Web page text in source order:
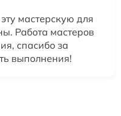
мастерскую для
Работа мастеров
спасибо за
выполнения!